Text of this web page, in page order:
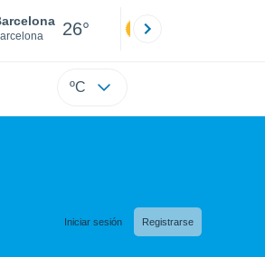
26°
ºC
Iniciar sesión Registrarse